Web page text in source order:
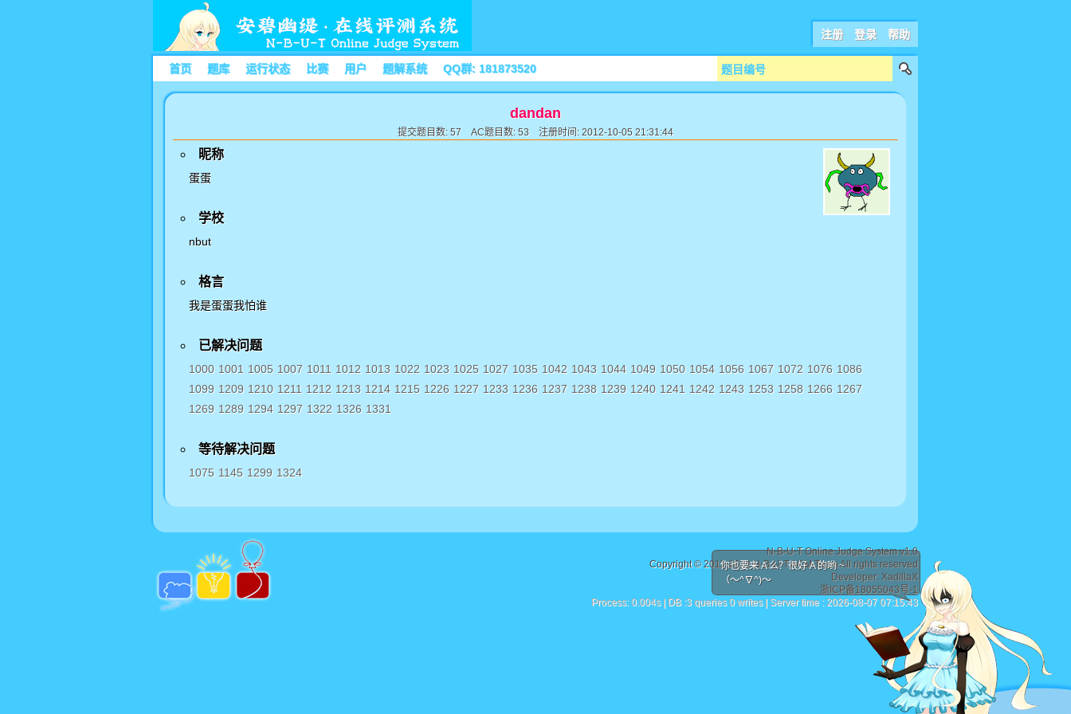
注册 登录 帮助
首页 题库 运行状态 比赛 用户 题解系统 QQ群: 181873520
dandan
提交题目数: 57 AC题目数: 53 注册时间: 2012-10-05 21:31:44
昵称
蛋蛋
学校
nbut
格言
我是蛋蛋我怕谁
已解决问题
1000 1001 1005 1007 1011 1012 1013 1022 1023 1025 1027 1035 1042 1043 1044 1049 1050 1054 1056 1067 1072 1076 1086
1099 1209 1210 1211 1212 1213 1214 1215 1226 1227 1233 1236 1237 1238 1239 1240 1241 1242 1243 1253 1258 1266 1267
1269 1289 1294 1297 1322 1326 1331
等待解决问题
1075 1145 1299 1324
N-B-U-T Online Judge System v1.0
Copyright © 2011-2022 N-B-U-T ACM Team All rights reserved
Developer: XadillaX
浙ICP备18055043号-1
Process: 0.004s | DB :3 queries 0 writes | Server time : 2026-08-07 07:15:43
你也要来 A 么？很好 A 的哟 ~
（〜^∇^)〜